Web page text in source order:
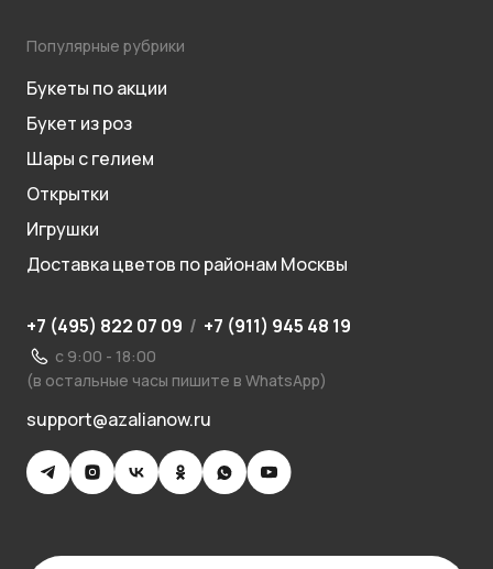
Популярные рубрики
Букеты по акции
Букет из роз
Шары с гелием
Открытки
Игрушки
Доставка цветов по районам Москвы
+7 (495) 822 07 09 / +7 (911) 945 48 19
с 9:00 - 18:00
(в остальные часы пишите в WhatsApp)
support@azalianow.ru